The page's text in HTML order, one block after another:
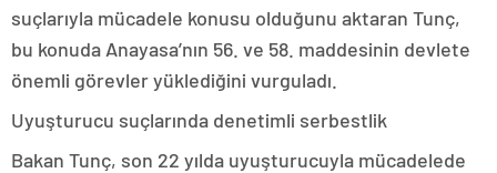
suçlarıyla mücadele konusu olduğunu aktaran Tunç,
bu konuda Anayasa’nın 56. ve 58. maddesinin devlete
önemli görevler yüklediğini vurguladı.
Uyuşturucu suçlarında denetimli serbestlik
Bakan Tunç, son 22 yılda uyuşturucuyla mücadelede